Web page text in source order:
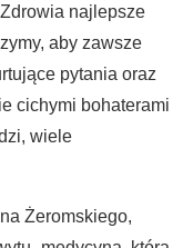
najlepsze
aby zawsze
pytania oraz
cichymi bohaterami
wiele
Żeromskiego,